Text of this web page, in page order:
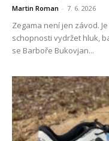
Martin Roman - 7. 6. 2026
Zegama není jen závod.
schopnosti vydržet hluk,
se Barboře Bukovjan...